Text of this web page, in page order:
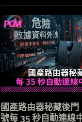
國產路由器秘藏後門
號每 35 秒自動連線